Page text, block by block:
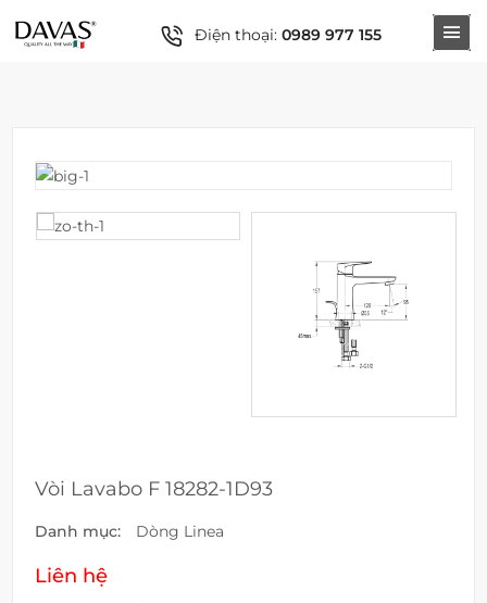
Điện thoại: 0989 977 155
Vòi Lavabo F 18282-1D93
Danh mục: Dòng Linea
Liên hệ